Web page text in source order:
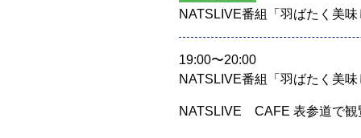
NATSLIVE番組「羽ばたく美
19:00〜20:00
NATSLIVE番組「羽ばたく美味
NATSLIVE CAFE 表参道で観